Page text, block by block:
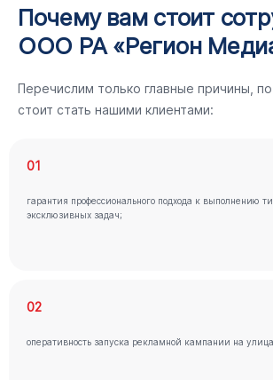
Почему вам стоит
ООО РА «Регион
Перечислим только главные причины,
стоит стать нашими клиентами:
01
гарантия профессионального подхода к выполнению
эксклюзивных задач;
02
оперативность запуска рекламной кампании на